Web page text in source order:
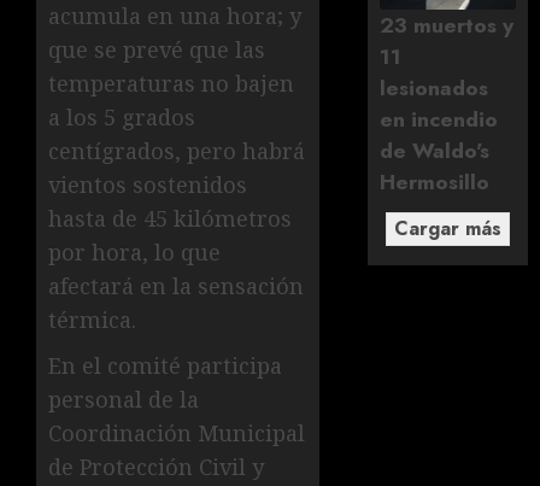
acumula en una hora; y
que se prevé que las
temperaturas no bajen
a los 5 grados
centígrados, pero habrá
vientos sostenidos
hasta de 45 kilómetros
por hora, lo que
afectará en la sensación
térmica.
En el comité participa
personal de la
Coordinación Municipal
de Protección Civil y
23 muertos y
11
lesionados
en incendio
de Waldo's
Hermosillo
Cargar más